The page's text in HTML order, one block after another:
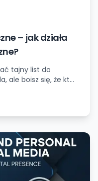
– jak działa
tajny list do
ale boisz się, że ktoś
Ci szyfrowanie
bez […]